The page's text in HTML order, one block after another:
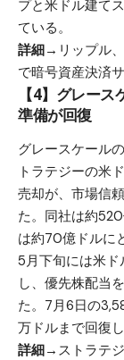
プと米ドル建て
ている。
詳細→ リップル
で暗号資産決済
【4】グレー
準備が回復
グレースケール
トラテジーの米
売却が、市場信
た。同社は約
は約70億ドルに
5月下旬には米
し、優先株配当
た。7月6日の
万ドルまで回復
詳細→ ストラテ